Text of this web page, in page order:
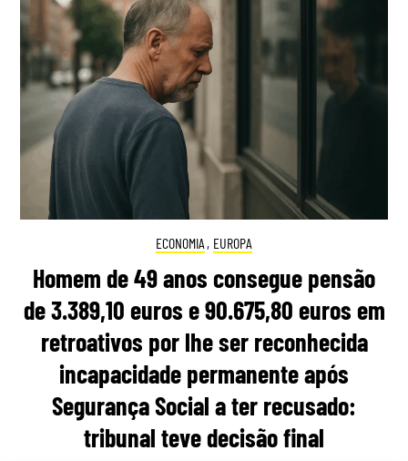
ECONOMIA , EUROPA
Homem de 49 anos consegue pensão
de 3.389,10 euros e 90.675,80 euros em
retroativos por lhe ser reconhecida
incapacidade permanente após
Segurança Social a ter recusado:
tribunal teve decisão final